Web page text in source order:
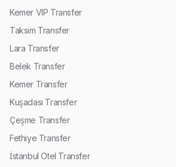
Kemer VIP Transfer
Taksim Transfer
Lara Transfer
Belek Transfer
Kemer Transfer
Kuşadası Transfer
Çeşme Transfer
Fethiye Transfer
İstanbul Otel Transfer